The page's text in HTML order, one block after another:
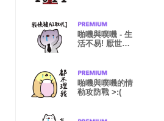
啪嘰與噗嘰 - 生
活不易! 厭世更
啪嘰與噗嘰的情
勒攻防戰 >:(